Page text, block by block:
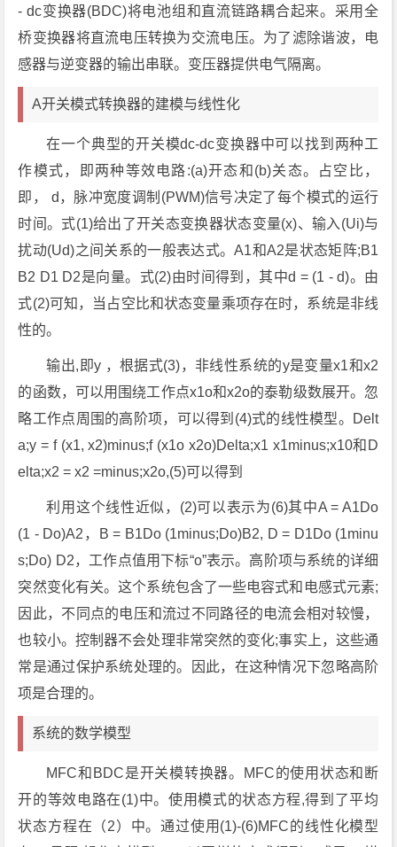
- dc变换器(BDC)将电池组和直流链路耦合起来。采用全
桥变换器将直流电压转换为交流电压。为了滤除谐波，电
感器与逆变器的输出串联。变压器提供电气隔离。
A开关模式转换器的建模与线性化
在一个典型的开关模dc-dc变换器中可以找到两种工
作模式，即两种等效电路:(a)开态和(b)关态。占空比，
即， d，脉冲宽度调制(PWM)信号决定了每个模式的运行
时间。式(1)给出了开关态变换器状态变量(x)、输入(Ui)与
扰动(Ud)之间关系的一般表达式。A1和A2是状态矩阵;B1
B2 D1 D2是向量。式(2)由时间得到，其中d = (1 - d)。由
式(2)可知，当占空比和状态变量乘项存在时，系统是非线
性的。
输出,即y ，根据式(3)，非线性系统的y是变量x1和x2
的函数，可以用围绕工作点x1o和x2o的泰勒级数展开。忽
略工作点周围的高阶项，可以得到(4)式的线性模型。Delt
a;y = f (x1, x2)minus;f (x1o x2o)Delta;x1 x1minus;x10和D
elta;x2 = x2 =minus;x2o,(5)可以得到
利用这个线性近似，(2)可以表示为(6)其中A = A1Do
(1 - Do)A2，B = B1Do (1minus;Do)B2, D = D1Do (1minu
s;Do) D2，工作点值用下标“o”表示。高阶项与系统的详细
突然变化有关。这个系统包含了一些电容式和电感式元素;
因此，不同点的电压和流过不同路径的电流会相对较慢，
也较小。控制器不会处理非常突然的变化;事实上，这些通
常是通过保护系统处理的。因此，在这种情况下忽略高阶
项是合理的。
系统的数学模型
MFC和BDC是开关模转换器。MFC的使用状态和断
开的等效电路在(1)中。使用模式的状态方程,得到了平均
状态方程在（2）中。通过使用(1)-(6)MFC的线性化模型